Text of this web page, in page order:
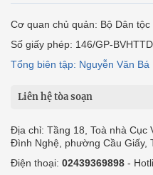
Cơ quan chủ quản: Bộ Dân
Số giấy phép: 146/GP-
Tổng biên tập: Nguyễn Văn Bá
Liên hệ tòa soạn
Địa chỉ: Tầng 18, Toà nhà Cục
Đình Nghệ, phường Cầu Giấy,
Điện thoại: 02439369898 -